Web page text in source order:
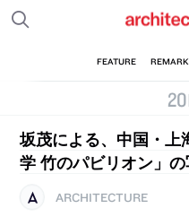
坂茂による、中国・上
学 竹のパビリオン」
ARCHITECTURE